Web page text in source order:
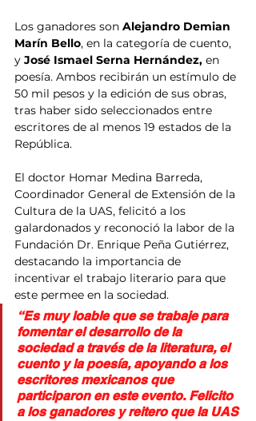
Los ganadores son Alejandro Demian
Marín Bello, en la categoría de cuento,
y José Ismael Serna Hernández, en
poesía. Ambos recibirán un estímulo de
50 mil pesos y la edición de sus obras,
tras haber sido seleccionados entre
escritores de al menos 19 estados de la
República.
El doctor Homar Medina Barreda,
Coordinador General de Extensión de la
Cultura de la UAS, felicitó a los
galardonados y reconoció la labor de la
Fundación Dr. Enrique Peña Gutiérrez,
destacando la importancia de
incentivar el trabajo literario para que
este permee en la sociedad.
“Es muy loable que se trabaje para
fomentar el desarrollo de la
sociedad a través de la literatura, el
cuento y la poesía, apoyando a los
escritores mexicanos que
participaron en este evento. Felicito
a los ganadores y reitero que la UAS